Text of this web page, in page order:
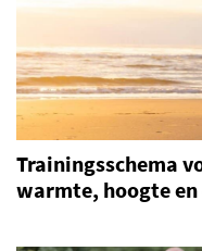
Trainingsschema
warmte, hoogte